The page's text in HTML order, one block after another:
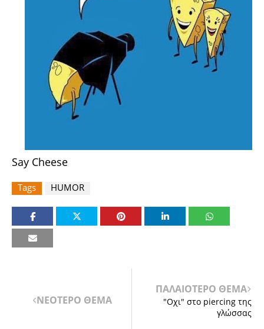
Say Cheese
Tags HUMOR
ΝΕΟΤΕΡΟ ΘΕΜΑ
ΠΑΛΑΙΟΤΕΡΟ ΘΕΜΑ
"Οχι" στο piercing της
γλώσσας